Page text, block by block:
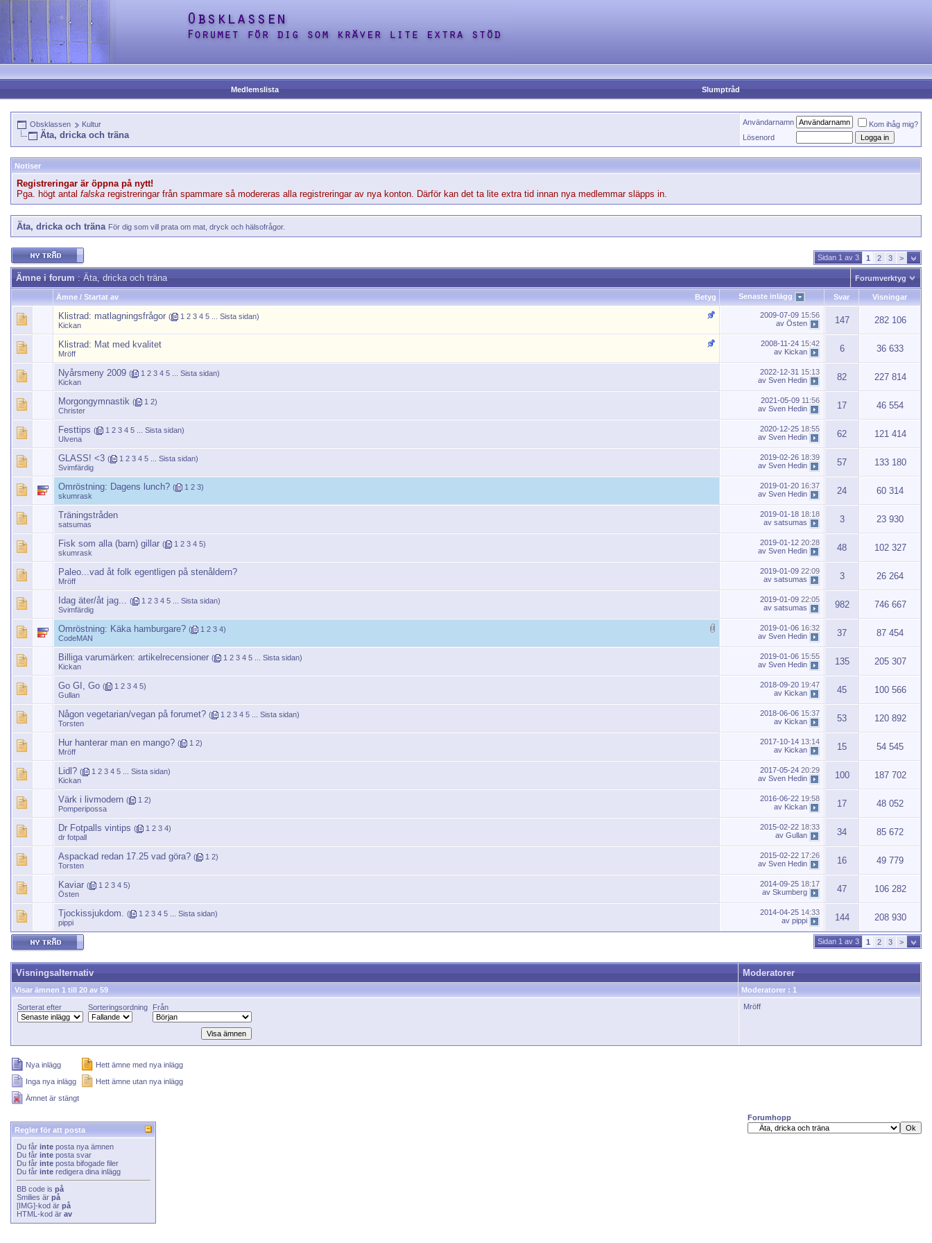
Medlemslista Slumptråd
Obsklassen Kultur
Äta, dricka och träna
Användarnamn
Kom ihåg mig?
Lösenord
Notiser
Registreringar är öppna på nytt!
Pga. högt antal falska registreringar från spammare så modereras alla registreringar av nya konton. Därför kan det ta lite extra tid innan nya medlemmar släpps in.
Äta, dricka och träna För dig som vill prata om mat, dryck och hälsofrågor.
Sidan 1 av 3 1 2 3 >
Ämne i forum: Äta, dricka och träna Forumverktyg
Betyg
Ämne / Startat av Senaste inlägg Svar Visningar
Klistrad: matlagningsfrågor ( 1 2 3 4 5 Sista sidan)
Kickan
2009-07-09 15:56
av Östen 147 282 106
Klistrad: Mat med kvalitet
Mröff
2008-11-24 15:42
av Kickan 6 36 633
Nyårsmeny 2009 ( 1 2 3 4 5 Sista sidan)
Kickan
2022-12-31 15:13
av Sven Hedin 82 227 814
Morgongymnastik ( 1 2)
Christer
2021-05-09 11:56
av Sven Hedin 17 46 554
Festtips ( 1 2 3 4 5 Sista sidan)
Ulvena
2020-12-25 18:55
av Sven Hedin 62 121 414
GLASS! <3 ( 1 2 3 4 5 Sista sidan)
Svimfärdig
2019-02-26 18:39
av Sven Hedin 57 133 180
Omröstning: Dagens lunch? ( 1 2 3)
skumrask
2019-01-20 16:37
av Sven Hedin 24 60 314
Träningstråden
satsumas
2019-01-18 18:18
av satsumas 3 23 930
Fisk som alla (barn) gillar ( 1 2 3 4 5)
skumrask
2019-01-12 20:28
av Sven Hedin 48 102 327
Paleo...vad åt folk egentligen på stenåldern?
Mröff
2019-01-09 22:09
av satsumas 3 26 264
Idag äter/åt jag... ( 1 2 3 4 5 Sista sidan)
Svimfärdig
2019-01-09 22:05
av satsumas 982 746 667
Omröstning: Käka hamburgare? ( 1 2 3 4)
CodeMAN
2019-01-06 16:32
av Sven Hedin 37 87 454
Billiga varumärken: artikelrecensioner ( 1 2 3 4 5 Sista sidan)
Kickan
2019-01-06 15:55
av Sven Hedin 135 205 307
Go GI, Go ( 1 2 3 4 5)
Gullan
2018-09-20 19:47
av Kickan 45 100 566
Någon vegetarian/vegan på forumet? ( 1 2 3 4 5 Sista sidan)
Torsten
2018-06-06 15:37
av Kickan 53 120 892
Hur hanterar man en mango? ( 1 2)
Mröff
2017-10-14 13:14
av Kickan 15 54 545
Lidl? ( 1 2 3 4 5 Sista sidan)
Kickan
2017-05-24 20:29
av Sven Hedin 100 187 702
Värk i livmodern ( 1 2)
Pomperipossa
2016-06-22 19:58
av Kickan 17 48 052
Dr Fotpalls vintips ( 1 2 3 4)
dr fotpall
2015-02-22 18:33
av Gullan 34 85 672
Aspackad redan 17.25 vad göra? ( 1 2)
Torsten
2015-02-22 17:26
av Sven Hedin 16 49 779
Kaviar ( 1 2 3 4 5)
Östen
2014-09-25 18:17
av Skumberg 47 106 282
Tjockissjukdom. ( 1 2 3 4 5 Sista sidan)
pippi
2014-04-25 14:33
av pippi 144 208 930
Sidan 1 av 3 1 2 3 >
Visningsalternativ Moderatorer
Visar ämnen 1 till 20 av 59 Moderatorer : 1
Sorterat efter Sorteringsordning Från Mröff
Nya inlägg
Hett ämne med nya inlägg
Inga nya inlägg
Hett ämne utan nya inlägg
Ämnet är stängt
Regler för att posta
Du får inte posta nya ämnen
Du får inte posta svar
Du får inte posta bifogade filer
Du får inte redigera dina inlägg
BB code is på
Smilies är på
[IMG]-kod är på
HTML-kod är av
Forumhopp